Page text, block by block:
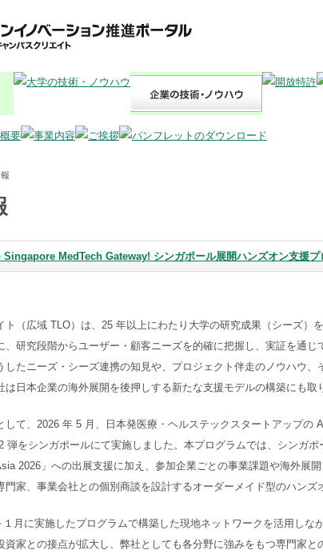
Singapore MedTech Gateway! シンガポール展開ハンズオン支援プ
ト（広域 TLO）は、25 年以上にわたり大学の研究成果（シーズ）
、研究段階からユーザー・顧客ニーズを的確に把握し、実証を通じ
したニーズ・シーズ連携の知見や、プロジェクト伴走のノウハウ、
は日本企業の海外展開を後押しする新たな支援モデルの構築にも取
して、2026 年 5 月、日本発医療・ヘルステックスタートアップの
弾をシンガポールにて実施しました。本プログラムでは、シンガ
2026」への出展支援に加え、参加企業ごとの事業課題や海外展
門家、事業会社との個別商談を設計するオーダーメイド型のハンズ
月に実施したプログラムで構築した現地ネットワークを活用しな
資家との接点が拡大し、弊社としても各分野に強みをもつ専門家